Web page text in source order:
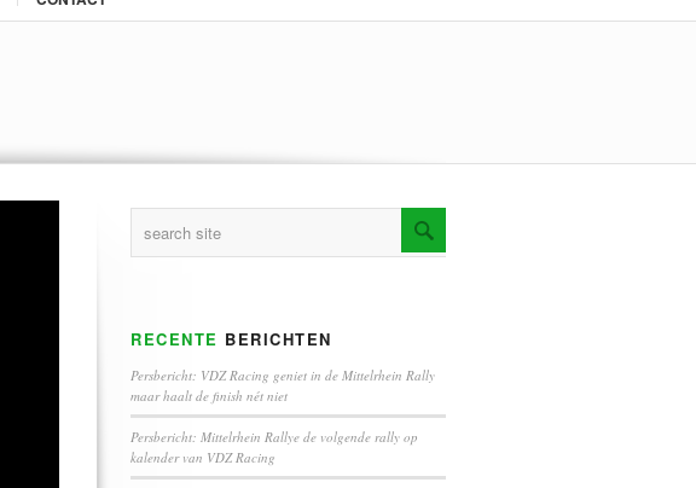
RECENTE BERICHTEN
Persbericht: VDZ Racing geniet in de Mittelrhein Rally
maar haalt de finish nét niet
Persbericht: Mittelrhein Rallye de volgende rally op
kalender van VDZ Racing